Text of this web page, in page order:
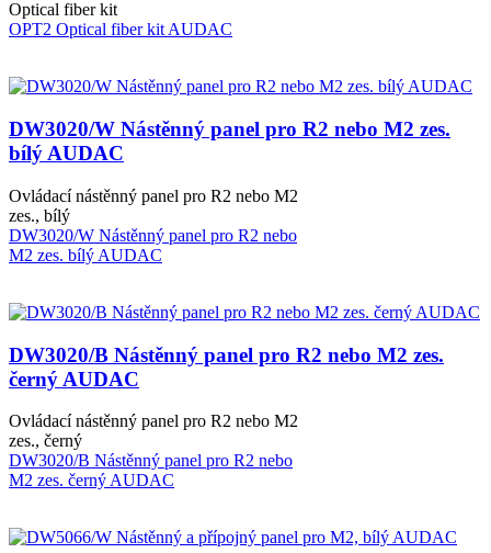
Optical fiber kit
OPT2 Optical fiber kit AUDAC
DW3020/W Nástěnný panel pro R2 nebo M2 zes.
bílý AUDAC
Ovládací nástěnný panel pro R2 nebo M2
zes., bílý
DW3020/W Nástěnný panel pro R2 nebo
M2 zes. bílý AUDAC
DW3020/B Nástěnný panel pro R2 nebo M2 zes.
černý AUDAC
Ovládací nástěnný panel pro R2 nebo M2
zes., černý
DW3020/B Nástěnný panel pro R2 nebo
M2 zes. černý AUDAC